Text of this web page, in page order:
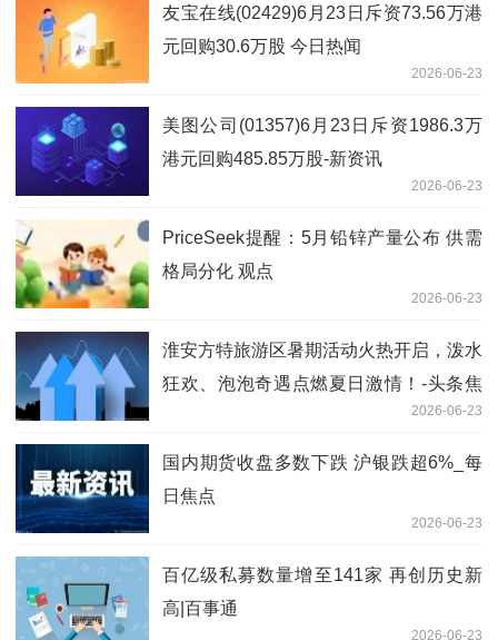
友宝在线(02429)6月23日斥资73.56万港
元回购30.6万股 今日热闻
2026-06-23
美图公司(01357)6月23日斥资1986.3万
港元回购485.85万股-新资讯
2026-06-23
PriceSeek提醒：5月铅锌产量公布 供需
格局分化 观点
2026-06-23
淮安方特旅游区暑期活动火热开启，泼水
狂欢、泡泡奇遇点燃夏日激情！-头条焦
2026-06-23
国内期货收盘多数下跌 沪银跌超6%_每
日焦点
2026-06-23
百亿级私募数量增至141家 再创历史新
高|百事通
2026-06-23